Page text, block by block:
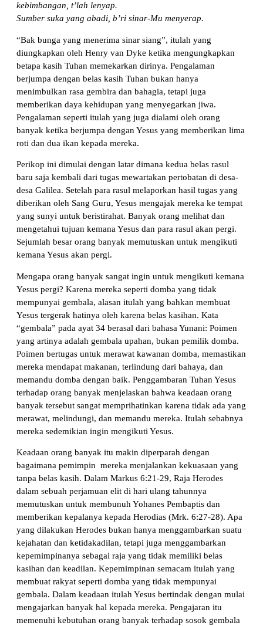
kebimbangan, t’lah lenyap.
Sumber suka yang abadi, b’ri sinar-Mu menyerap.
“Bak bunga yang menerima sinar siang”, itulah yang
diungkapkan oleh Henry van Dyke ketika mengungkapkan
betapa kasih Tuhan memekarkan dirinya. Pengalaman
berjumpa dengan belas kasih Tuhan bukan hanya
menimbulkan rasa gembira dan bahagia, tetapi juga
memberikan daya kehidupan yang menyegarkan jiwa.
Pengalaman seperti itulah yang juga dialami oleh orang
banyak ketika berjumpa dengan Yesus yang memberikan lima
roti dan dua ikan kepada mereka.
Perikop ini dimulai dengan latar dimana kedua belas rasul
baru saja kembali dari tugas mewartakan pertobatan di desa-
desa Galilea. Setelah para rasul melaporkan hasil tugas yang
diberikan oleh Sang Guru, Yesus mengajak mereka ke tempat
yang sunyi untuk beristirahat. Banyak orang melihat dan
mengetahui tujuan kemana Yesus dan para rasul akan pergi.
Sejumlah besar orang banyak memutuskan untuk mengikuti
kemana Yesus akan pergi.
Mengapa orang banyak sangat ingin untuk mengikuti kemana
Yesus pergi? Karena mereka seperti domba yang tidak
mempunyai gembala, alasan itulah yang bahkan membuat
Yesus tergerak hatinya oleh karena belas kasihan. Kata
“gembala” pada ayat 34 berasal dari bahasa Yunani: Poimen
yang artinya adalah gembala upahan, bukan pemilik domba.
Poimen bertugas untuk merawat kawanan domba, memastikan
mereka mendapat makanan, terlindung dari bahaya, dan
memandu domba dengan baik. Penggambaran Tuhan Yesus
terhadap orang banyak menjelaskan bahwa keadaan orang
banyak tersebut sangat memprihatinkan karena tidak ada yang
merawat, melindungi, dan memandu mereka. Itulah sebabnya
mereka sedemikian ingin mengikuti Yesus.
Keadaan orang banyak itu makin diperparah dengan
bagaimana pemimpin mereka menjalankan kekuasaan yang
tanpa belas kasih. Dalam Markus 6:21-29, Raja Herodes
dalam sebuah perjamuan elit di hari ulang tahunnya
memutuskan untuk membunuh Yohanes Pembaptis dan
memberikan kepalanya kepada Herodias (Mrk. 6:27-28). Apa
yang dilakukan Herodes bukan hanya menggambarkan suatu
kejahatan dan ketidakadilan, tetapi juga menggambarkan
kepemimpinanya sebagai raja yang tidak memiliki belas
kasihan dan keadilan. Kepemimpinan semacam itulah yang
membuat rakyat seperti domba yang tidak mempunyai
gembala. Dalam keadaan itulah Yesus bertindak dengan mulai
mengajarkan banyak hal kepada mereka. Pengajaran itu
memenuhi kebutuhan orang banyak terhadap sosok gembala